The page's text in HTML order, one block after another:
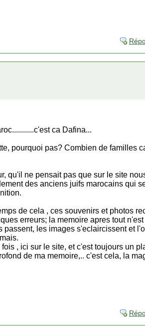
ca Dafina...
pourquoi pas? Combien de familles
qu'il ne pensait pas que sur le site
des anciens juifs marocains qui
de cela , ces souvenirs et photos
erreurs; la memoire apres tout
passent, les images s'eclaircissent et
, ici sur le site, et c'est toujours un
de ma memoire,.. c'est cela, la